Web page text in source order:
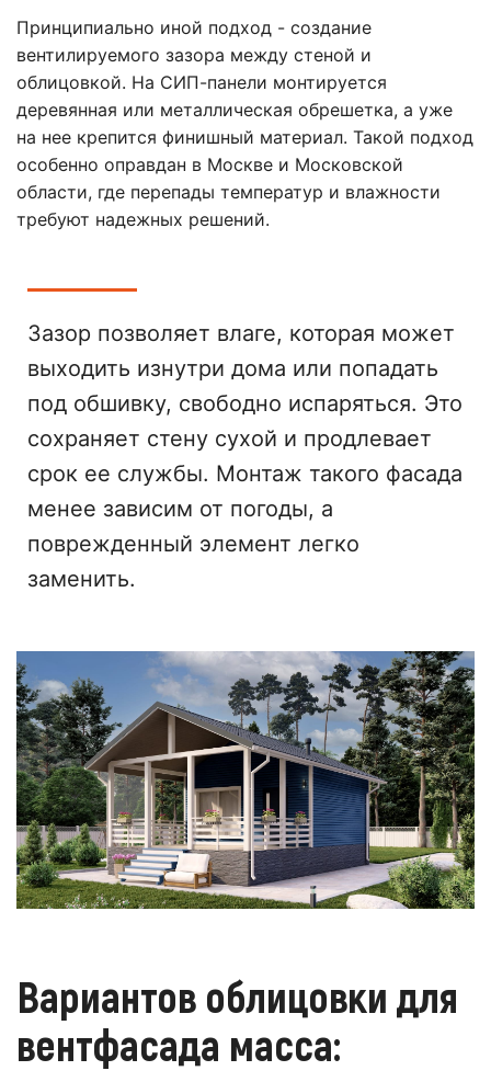
Принципиально иной подход - создание
вентилируемого зазора между стеной и
облицовкой. На СИП-панели монтируется
деревянная или металлическая обрешетка, а уже
на нее крепится финишный материал. Такой подход
особенно оправдан в Москве и Московской
области, где перепады температур и влажности
требуют надежных решений.
Зазор позволяет влаге, которая может
выходить изнутри дома или попадать
под обшивку, свободно испаряться. Это
сохраняет стену сухой и продлевает
срок ее службы. Монтаж такого фасада
менее зависим от погоды, а
поврежденный элемент легко
заменить.
Вариантов облицовки для
вентфасада масса: